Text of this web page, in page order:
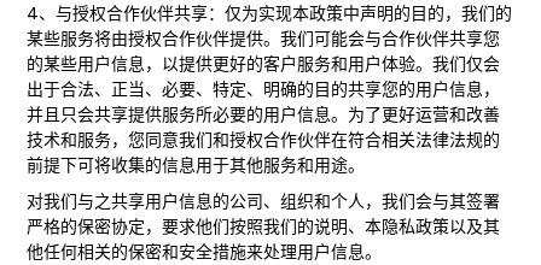
4、与授权合作伙伴共享：仅为实现本政策中声明的目的，我们的
某些服务将由授权合作伙伴提供。我们可能会与合作伙伴共享您
的某些用户信息，以提供更好的客户服务和用户体验。我们仅会
出于合法、正当、必要、特定、明确的目的共享您的用户信息，
并且只会共享提供服务所必要的用户信息。为了更好运营和改善
技术和服务，您同意我们和授权合作伙伴在符合相关法律法规的
前提下可将收集的信息用于其他服务和用途。
对我们与之共享用户信息的公司、组织和个人，我们会与其签署
严格的保密协定，要求他们按照我们的说明、本隐私政策以及其
他任何相关的保密和安全措施来处理用户信息。